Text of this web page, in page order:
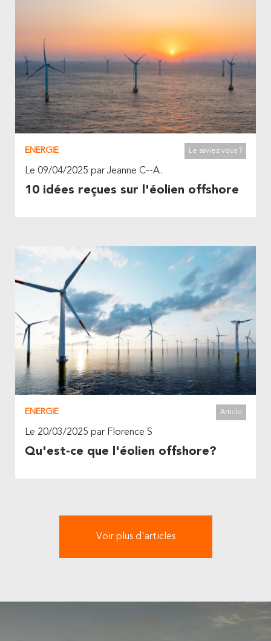
ENERGIE Le saviez vous ?
Le 09/04/2025 par Jeanne C--A.
10 idées reçues sur l'éolien offshore
ENERGIE Article
Le 20/03/2025 par Florence S
Qu'est-ce que l'éolien offshore?
Voir plus d'articles